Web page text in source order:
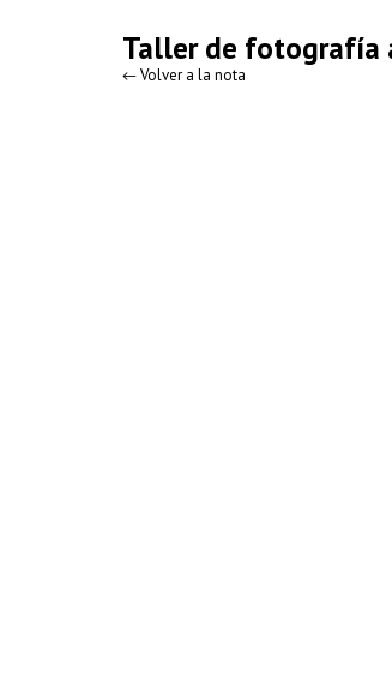
Taller de fotografía
← Volver a la nota